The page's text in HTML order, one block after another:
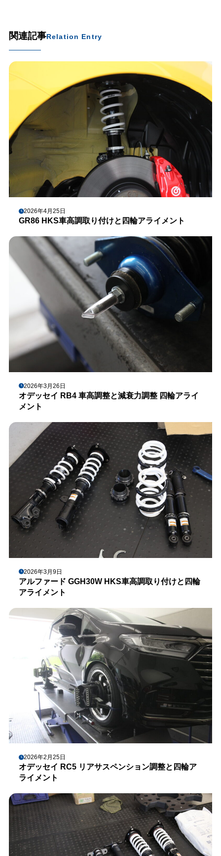
関連記事Relation Entry
2026年4月25日
GR86 HKS車高調取り付けと四輪アライメント
2026年3月26日
オデッセイ RB4 車高調整と減衰力調整 四輪アライ
メント
2026年3月9日
アルファード GGH30W HKS車高調取り付けと四輪
アライメント
2026年2月25日
オデッセイ RC5 リアサスペンション調整と四輪ア
ライメント